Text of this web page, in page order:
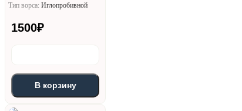
Тип ворса: Иглопробивной
1500₽
В корзину